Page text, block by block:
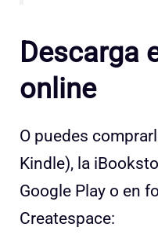
Descarga
online
O puedes
Kindle), la
Google Play o en
Createspace: